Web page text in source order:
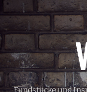
Fundstücke und